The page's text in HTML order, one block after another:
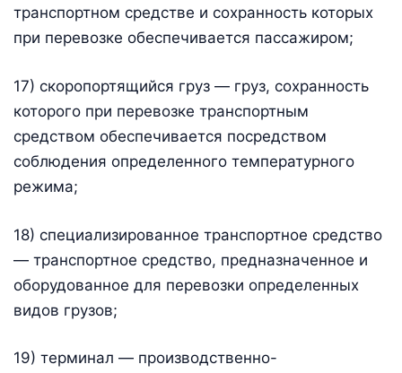
транспортном средстве и сохранность которых
при перевозке обеспечивается пассажиром;
17) скоропортящийся груз — груз, сохранность
которого при перевозке транспортным
средством обеспечивается посредством
соблюдения определенного температурного
режима;
18) специализированное транспортное средство
— транспортное средство, предназначенное и
оборудованное для перевозки определенных
видов грузов;
19) терминал — производственно-